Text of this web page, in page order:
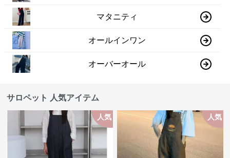
マタニティ
オールインワン
オーバーオール
サロペット 人気アイテム
人気 人気